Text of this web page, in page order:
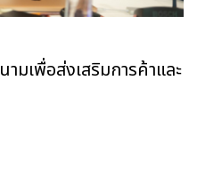
ามเพื่อส่งเสริมการค้าและ